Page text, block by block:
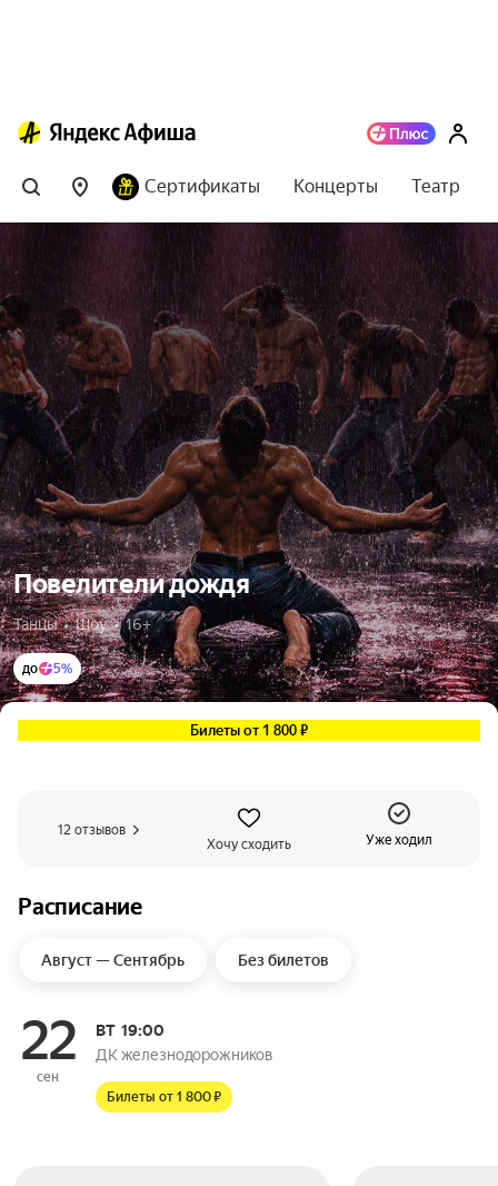
Сертификаты Концерты Театр
Повелители дождя
Танцы  •  Шоу  •  16+
до 5%
Билеты от 1 800 ₽
12 отзывов
Хочу сходить
Уже ходил
Расписание
Август — Сентябрь Без билетов
22
сен
ВТ19:00
ДК железнодорожников
Билеты от 1 800 ₽